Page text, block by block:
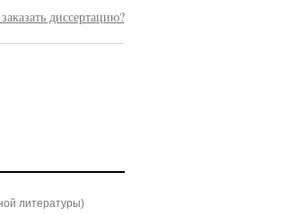
диссертацию?
литературы)